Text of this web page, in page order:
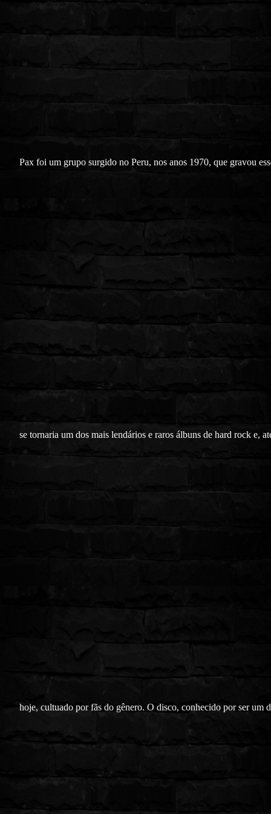
Pax foi um grupo surgido no Peru, nos anos 1970, que gravou
se tornaria um dos mais lendários e raros álbuns de hard rock e,
hoje, cultuado por fãs do gênero. O disco, conhecido por ser um